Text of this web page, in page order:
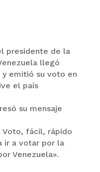
presidente de la
llegó
emitió su voto en
el país
su mensaje
Voto, fácil, rápido
ir a votar por la
Venezuela».